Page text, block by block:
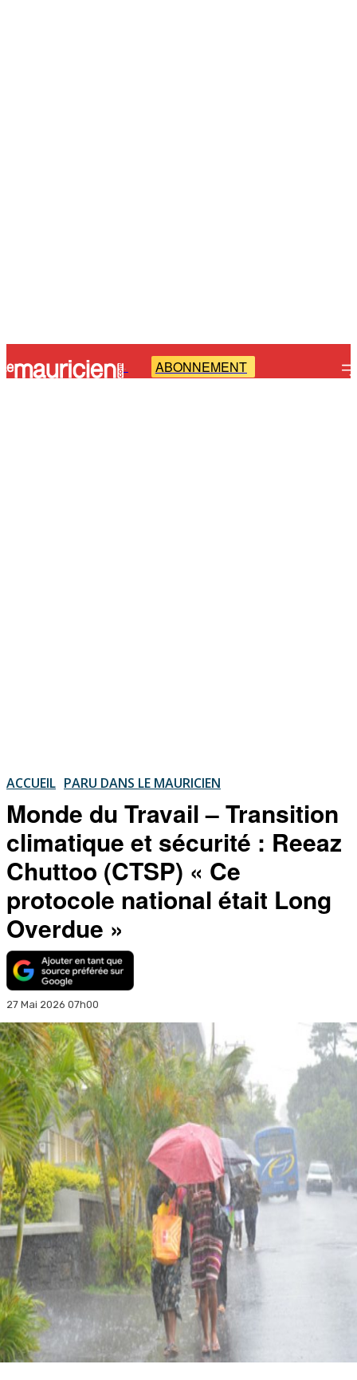
- ABONNEMENT
ACCUEIL PARU DANS LE MAURICIEN
Monde du Travail – Transition
climatique et sécurité : Reeaz
Chuttoo (CTSP) « Ce
protocole national était Long
Overdue »
27 Mai 2026 07h00